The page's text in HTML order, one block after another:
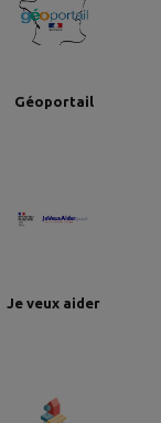
Géoportail
Je veux aider